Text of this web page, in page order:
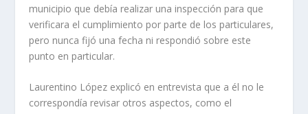
municipio que debía realizar una inspección para que
verificara el cumplimiento por parte de los particulares,
pero nunca fijó una fecha ni respondió sobre este
punto en particular.
Laurentino López explicó en entrevista que a él no le
correspondía revisar otros aspectos, como el